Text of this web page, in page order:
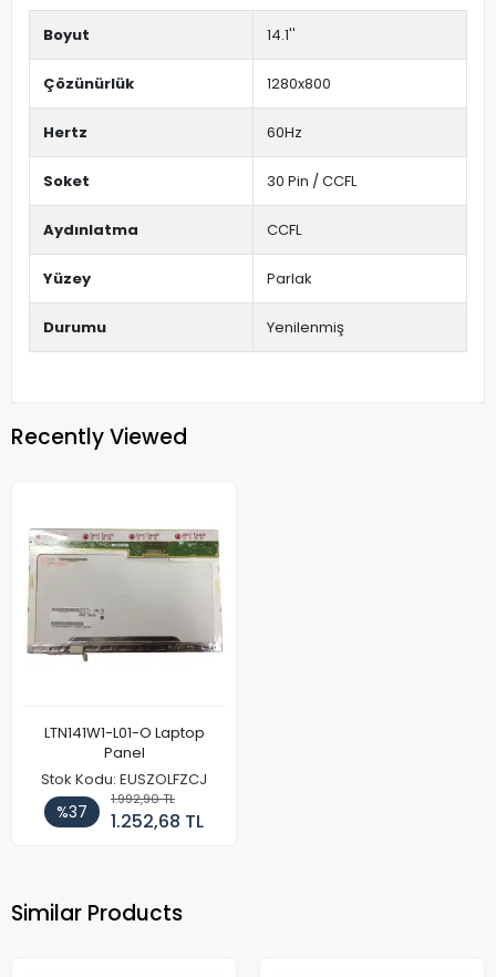
Boyut 14.1''
Çözünürlük 1280x800
Hertz 60Hz
Soket 30 Pin / CCFL
Aydınlatma CCFL
Yüzey Parlak
Durumu Yenilenmiş
Recently Viewed
LTN141W1-L01-O Laptop
Panel
Stok Kodu: EUSZOLFZCJ
%37
1.992,90 TL
1.252,68 TL
Similar Products